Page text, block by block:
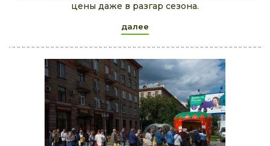
цены даже в разгар сезона.
далее